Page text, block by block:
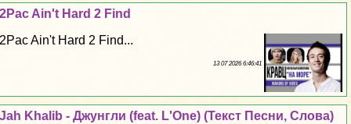
2Pac Ain't Hard 2 Find
2Pac Ain't Hard 2 Find...
13 07 2026 6:46:41
Jah Khalib - Джунгли (feat. L'One) (Текст Песни, Слова)